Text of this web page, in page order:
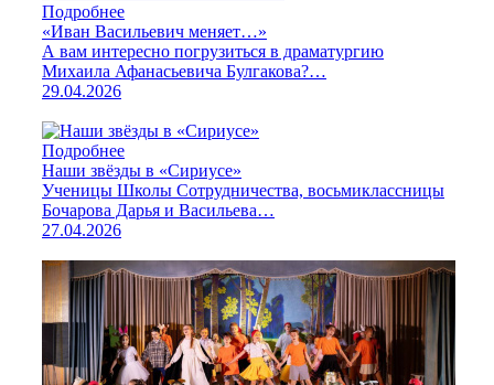
Подробнее
«Иван Васильевич меняет…»
А вам интересно погрузиться в драматургию
Михаила Афанасьевича Булгакова?…
29.04.2026
Подробнее
Наши звёзды в «Сириусе»
Ученицы Школы Сотрудничества, восьмиклассницы
Бочарова Дарья и Васильева…
27.04.2026